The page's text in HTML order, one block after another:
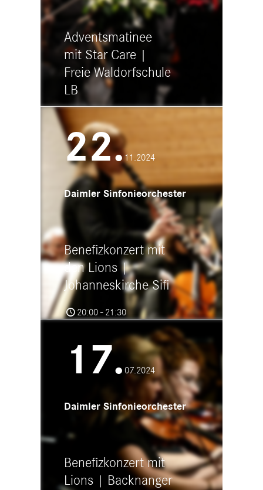
Adventsmatinee
mit Star Care |
Freie Waldorfschule
LB
Freie Waldorfschule Ludwigsburg
Fröbelstraße 16, 71634 Ludwigsburg
22.11.2024
Daimler Sinfonieorchester
Benefizkonzert mit
den Lions |
Johanneskirche Sifi
20:00 - 21:30
Evangelische Johanneskirche
Sindelfingen
Rechbergstraße 1, 71063
Sindelfingen
17.07.2024
Daimler Sinfonieorchester
Benefizkonzert mit
Lions | Backnanger